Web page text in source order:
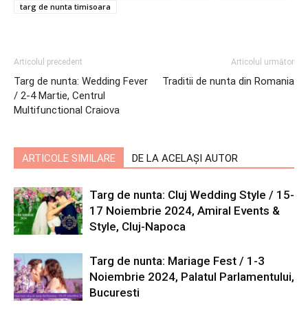
targ de nunta timisoara
Articolul precedent
Targ de nunta: Wedding Fever
/ 2-4 Martie, Centrul
Multifunctional Craiova
Articolul următor
Traditii de nunta din Romania
ARTICOLE SIMILARE DE LA ACELAȘI AUTOR
Targ de nunta: Cluj Wedding Style / 15-
17 Noiembrie 2024, Amiral Events &
Style, Cluj-Napoca
Targ de nunta: Mariage Fest / 1-3
Noiembrie 2024, Palatul Parlamentului,
Bucuresti